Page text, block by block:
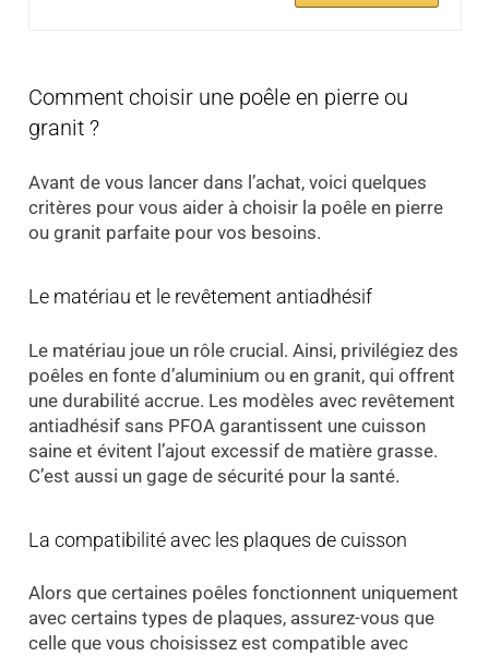
Comment choisir une poêle en pierre ou
granit ?
Avant de vous lancer dans l’achat, voici quelques
critères pour vous aider à choisir la poêle en pierre
ou granit parfaite pour vos besoins.
Le matériau et le revêtement antiadhésif
Le matériau joue un rôle crucial. Ainsi, privilégiez des
poêles en fonte d’aluminium ou en granit, qui offrent
une durabilité accrue. Les modèles avec revêtement
antiadhésif sans PFOA garantissent une cuisson
saine et évitent l’ajout excessif de matière grasse.
C’est aussi un gage de sécurité pour la santé.
La compatibilité avec les plaques de cuisson
Alors que certaines poêles fonctionnent uniquement
avec certains types de plaques, assurez-vous que
celle que vous choisissez est compatible avec